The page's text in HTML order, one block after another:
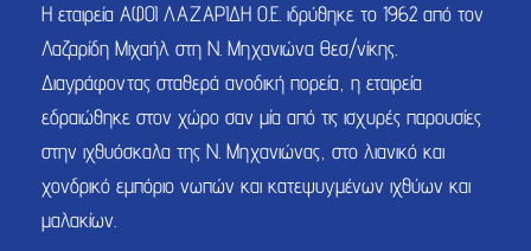
Η εταιρεία ΑΦΟΙ ΛΑΖΑΡΙΔΗ Ο.Ε. ιδρύθηκε το 1962 από τον
Λαζαρίδη Μιχαήλ στη Ν. Μηχανιώνα Θεσ/νίκης.
Διαγράφοντας σταθερά ανοδική πορεία, η εταιρεία
εδραιώθηκε στον χώρο σαν μία από τις ισχυρές παρουσίες
στην ιχθυόσκαλα της Ν. Μηχανιώνας, στο λιανικό και
χονδρικό εμπόριο νωπών και κατεψυγμένων ιχθύων και
μαλακίων.